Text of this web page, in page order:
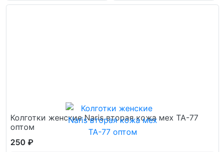
Колготки женские Naris вторая кожа мех ТА-77
оптом
250 ₽